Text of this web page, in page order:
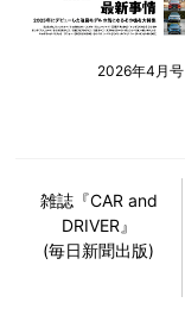
2026年4月号
雑誌『CAR and
DRIVER』
(毎日新聞出版)